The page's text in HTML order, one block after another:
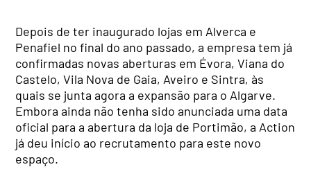
Depois de ter inaugurado lojas em Alverca e
Penafiel no final do ano passado, a empresa tem já
confirmadas novas aberturas em Évora, Viana do
Castelo, Vila Nova de Gaia, Aveiro e Sintra, às
quais se junta agora a expansão para o Algarve.
Embora ainda não tenha sido anunciada uma data
oficial para a abertura da loja de Portimão, a Action
já deu início ao recrutamento para este novo
espaço.